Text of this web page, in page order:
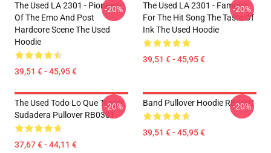
The Used LA 2301 - Pioneers
Of The Emo And Post
Hardcore Scene The Used
Hoodie
39,51 € - 45,95 €
-20%
The Used LA 2301 - Famous
For The Hit Song The Taste Of
Ink The Used Hoodie
39,51 € - 45,95 €
-20%
The Used Todo Lo Que Tengo
Sudadera Pullover RB0301
37,67 € - 44,11 €
-20% Band Pullover Hoodie RB0301
39,51 € - 45,95 €
-20%